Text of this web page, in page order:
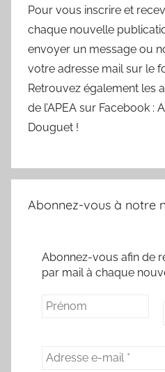
Pour vous inscrire et
chaque nouvelle
envoyer un message ou
votre adresse mail sur le
Retrouvez également les
de l’APEA sur Facebook :
Douguet !
Abonnez-vous à notre
Abonnez-vous afin de
par mail à chaque